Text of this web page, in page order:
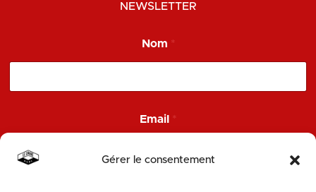
Gérer le consentement
NEWSLETTER
Nom *
o
m
m
Email *